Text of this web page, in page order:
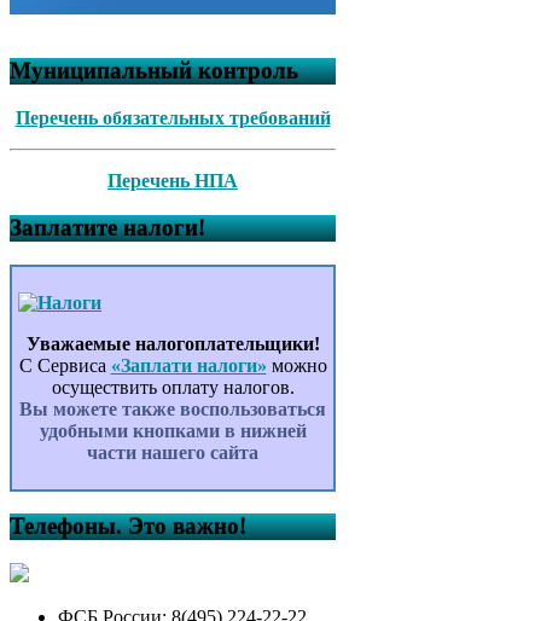
Муниципальный контроль
Перечень обязательных требований
Перечень НПА
Заплатите налоги!
Уважаемые налогоплательщики!
С Сервиса «Заплати налоги» можно
осуществить оплату налогов.
Вы можете также воспользоваться
удобными кнопками в нижней
части нашего сайта
Телефоны. Это важно!
ФСБ России: 8(495) 224-22-22